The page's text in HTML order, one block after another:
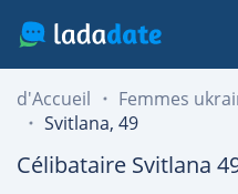
d'Accueil Femmes
Svitlana, 49
Célibataire Svitlana